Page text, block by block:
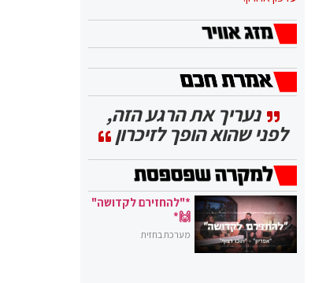
נעריך את הרגע הזה,
לפני שהוא הופך לזיכרון
*"להחזירם לקדושה"
🙌*
מערכת בחזית